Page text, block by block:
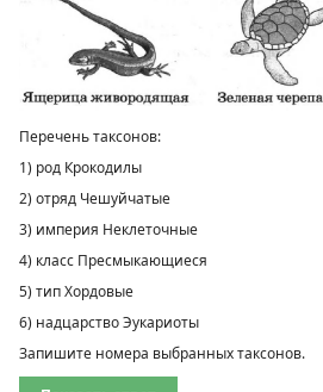
Перечень таксонов:
1) род Крокодилы
2) отряд Чешуйчатые
3) империя Неклеточные
4) класс Пресмыкающиеся
5) тип Хордовые
6) надцарство Эукариоты
Запишите номера выбранных таксонов.